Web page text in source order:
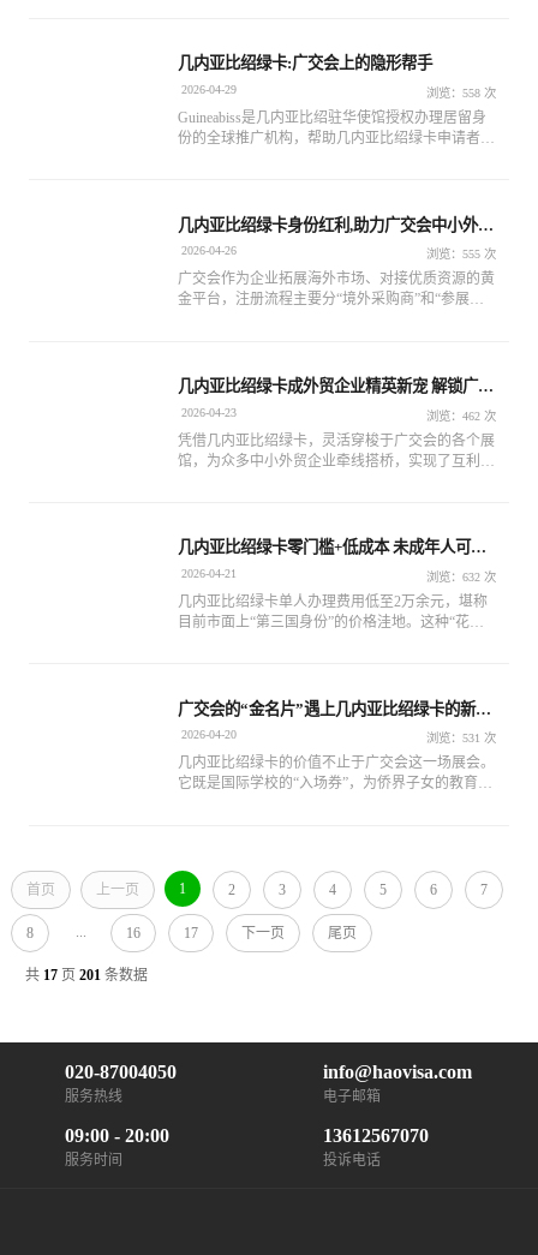
几内亚比绍绿卡:广交会上的隐形帮手
2026-04-29 浏览：558 次
Guineabiss是几内亚比绍驻华使馆授权办理居留身
份的全球推广机构，帮助几内亚比绍绿卡申请者提
几内亚比绍绿卡身份红利,助力广交会中小外贸
企业破局
2026-04-26 浏览：555 次
广交会作为企业拓展海外市场、对接优质资源的黄
金平台，注册流程主要分“境外采购商”和“参展商/
亿元的企业可额外免费办3张。
几内亚比绍绿卡成外贸企业精英新宠 解锁广交
会入场券
2026-04-23 浏览：462 次
凭借几内亚比绍绿卡，灵活穿梭于广交会的各个展
馆，为众多中小外贸企业牵线搭桥，实现了互利共
几内亚比绍绿卡零门槛+低成本 未成年人可单
独办理
2026-04-21 浏览：632 次
几内亚比绍绿卡单人办理费用低至2万余元，堪称
目前市面上“第三国身份”的价格洼地。这种“花小
广交会的“金名片”遇上几内亚比绍绿卡的新功
能
2026-04-20 浏览：531 次
几内亚比绍绿卡的价值不止于广交会这一场展会。
它既是国际学校的“入场券”，为侨界子女的教育规
首页
上一页 1 2 3 4 5 6 7
8 ... 16 17 下一页 尾页
共 17页 201条数据
020-87004050
服务热线
info@haovisa.com
电子邮箱
09:00 - 20:00
服务时间
13612567070
投诉电话